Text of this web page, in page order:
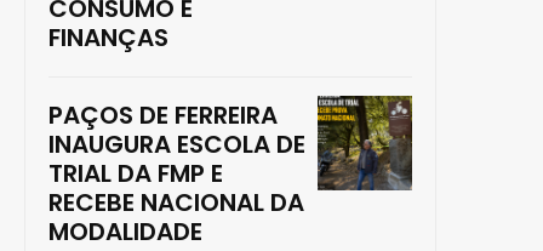
CONSUMO E
FINANÇAS
PAÇOS DE FERREIRA
INAUGURA ESCOLA DE
TRIAL DA FMP E
RECEBE NACIONAL DA
MODALIDADE